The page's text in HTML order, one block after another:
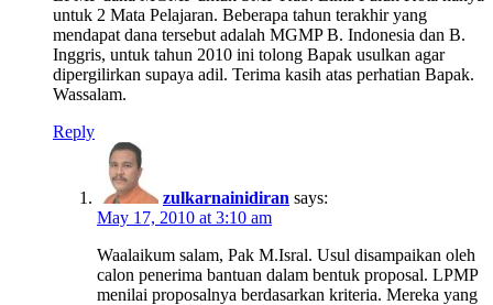
untuk 2 Mata Pelajaran. Beberapa tahun terakhir yang
mendapat dana tersebut adalah MGMP B. Indonesia dan B.
Inggris, untuk tahun 2010 ini tolong Bapak usulkan agar
dipergilirkan supaya adil. Terima kasih atas perhatian Bapak.
Wassalam.
Reply
zulkarnainidiran says:
May 17, 2010 at 3:10 am
Waalaikum salam, Pak M.Isral. Usul disampaikan oleh
calon penerima bantuan dalam bentuk proposal. LPMP
menilai proposalnya berdasarkan kriteria. Mereka yang